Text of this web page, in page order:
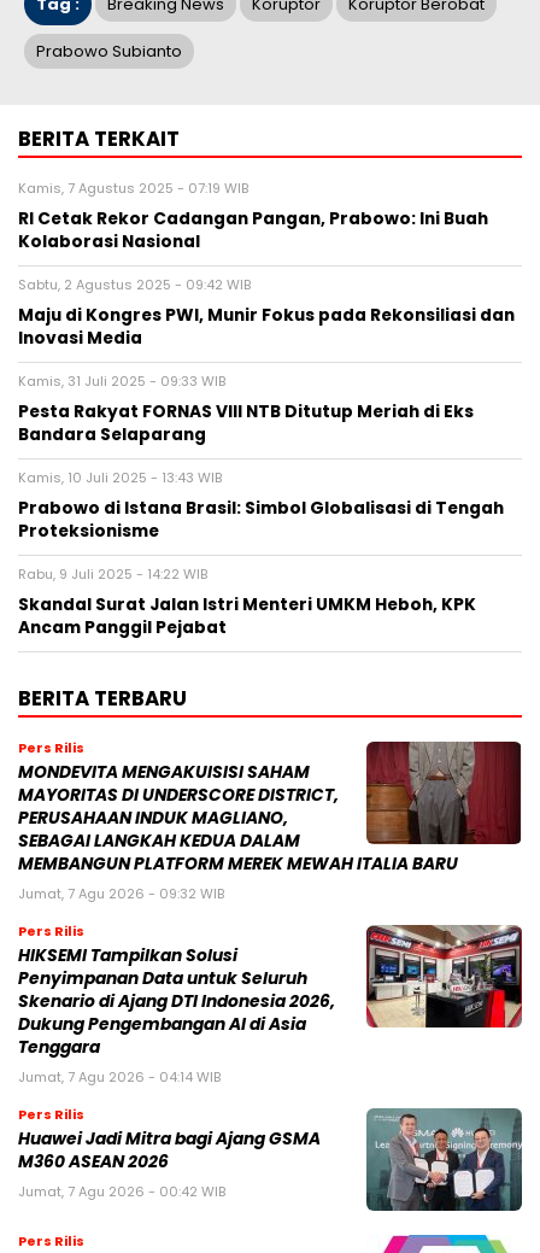
Prabowo Subianto
BERITA TERKAIT
Kamis, 7 Agustus 2025 - 07:19 WIB
RI Cetak Rekor Cadangan Pangan, Prabowo: Ini Buah
Kolaborasi Nasional
Sabtu, 2 Agustus 2025 - 09:42 WIB
Maju di Kongres PWI, Munir Fokus pada Rekonsiliasi dan
Inovasi Media
Kamis, 31 Juli 2025 - 09:33 WIB
Pesta Rakyat FORNAS VIII NTB Ditutup Meriah di Eks
Bandara Selaparang
Kamis, 10 Juli 2025 - 13:43 WIB
Prabowo di Istana Brasil: Simbol Globalisasi di Tengah
Proteksionisme
Rabu, 9 Juli 2025 - 14:22 WIB
Skandal Surat Jalan Istri Menteri UMKM Heboh, KPK
Ancam Panggil Pejabat
BERITA TERBARU
Pers Rilis
MONDEVITA MENGAKUISISI SAHAM
MAYORITAS DI UNDERSCORE DISTRICT,
PERUSAHAAN INDUK MAGLIANO,
SEBAGAI LANGKAH KEDUA DALAM
MEMBANGUN PLATFORM MEREK MEWAH ITALIA BARU
Jumat, 7 Agu 2026 - 09:32 WIB
Pers Rilis
HIKSEMI Tampilkan Solusi
Penyimpanan Data untuk Seluruh
Skenario di Ajang DTI Indonesia 2026,
Dukung Pengembangan AI di Asia
Tenggara
Jumat, 7 Agu 2026 - 04:14 WIB
Pers Rilis
Huawei Jadi Mitra bagi Ajang GSMA
M360 ASEAN 2026
Jumat, 7 Agu 2026 - 00:42 WIB
Pers Rilis